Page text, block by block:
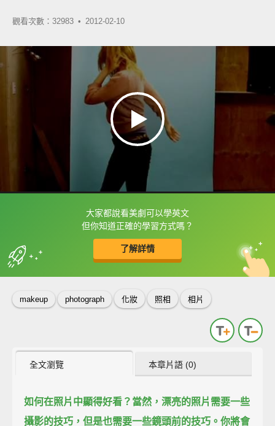
觀看次數：32983 • 2012-02-10
大家都說看美劇可以學英文
但你知道正確的學習方式嗎？
了解詳情
框選或點兩下字幕可以直接查字典喔！
收錄佳句 中
英
makeup photograph 化妝 照相 相片
全文瀏覽 本章片語 (0)
如何在照片中顯得好看？ 當然，漂亮的照片需要一些
攝影的技巧，但是也需要一些鏡頭前的技巧。你將會